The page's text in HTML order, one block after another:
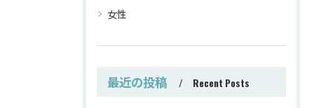
女性
最近の投稿 Recent Posts